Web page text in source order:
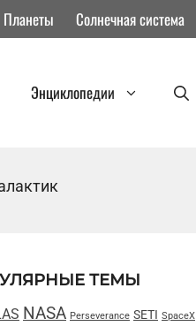
Планеты Солнечная система
Энциклопедии
ТЕМЫ
NASA Perseverance SETI SpaceX